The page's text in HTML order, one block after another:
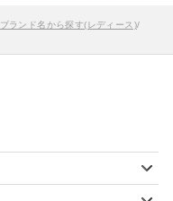
ブランド名から探す(レディース)/